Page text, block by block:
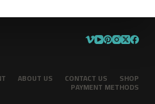
SHOP
CONTACT US
ABOUT US
PAYMENT METHODS